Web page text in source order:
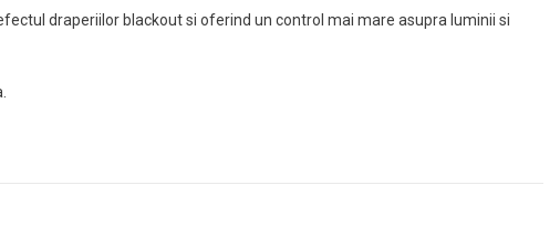
draperiilor blackout si oferind un control mai mare asupra luminii si